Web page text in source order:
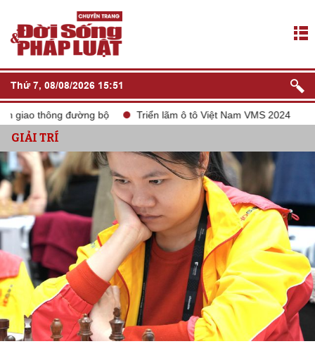
Thứ 7, 08/08/2026 15:51
đường bộ Triển lãm ô tô Việt Nam VMS 2024 tắt sóng
GIẢI TRÍ